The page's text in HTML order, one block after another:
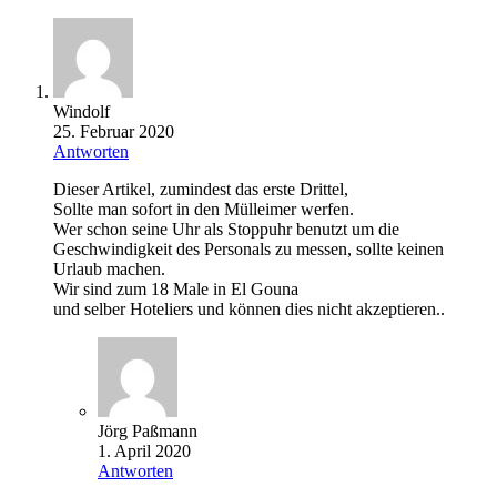
Windolf
25. Februar 2020
Antworten
Dieser Artikel, zumindest das erste Drittel,
Sollte man sofort in den Mülleimer werfen.
Wer schon seine Uhr als Stoppuhr benutzt um die
Geschwindigkeit des Personals zu messen, sollte keinen
Urlaub machen.
Wir sind zum 18 Male in El Gouna
und selber Hoteliers und können dies nicht akzeptieren..
Jörg Paßmann
1. April 2020
Antworten